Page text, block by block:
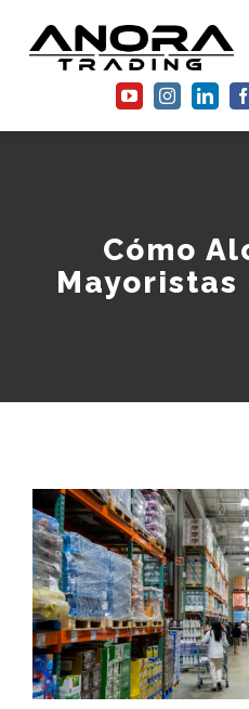
content
Contacto
Español
English
العربية
Cómo
Mayoristas
View
Larger
Image